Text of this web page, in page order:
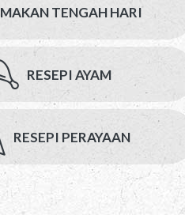
MAKAN TENGAH HARI
RESEPI AYAM
RESEPI PERAYAAN